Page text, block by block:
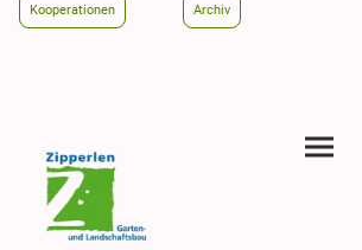
Kooperationen Archiv